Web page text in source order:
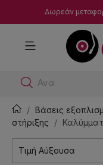
Δωρεάν
Αναζήτησ
Βάσεις
στήριξης
Τιμή Αύξουσα